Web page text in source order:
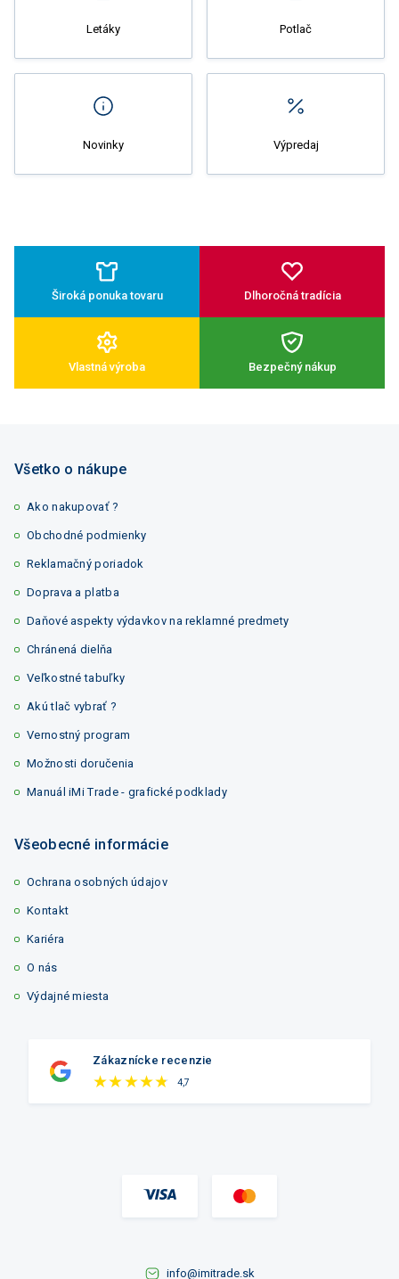
Letáky Potlač
Novinky Výpredaj
Široká ponuka tovaru Dlhoročná tradícia
Vlastná výroba Bezpečný nákup
Všetko o nákupe
Ako nakupovať ?
Obchodné podmienky
Reklamačný poriadok
Doprava a platba
Daňové aspekty výdavkov na reklamné predmety
Chránená dielňa
Veľkostné tabuľky
Akú tlač vybrať ?
Vernostný program
Možnosti doručenia
Manuál iMi Trade - grafické podklady
Všeobecné informácie
Ochrana osobných údajov
Kontakt
Kariéra
O nás
Výdajné miesta
Zákaznícke recenzie
4,7
info@imitrade.sk